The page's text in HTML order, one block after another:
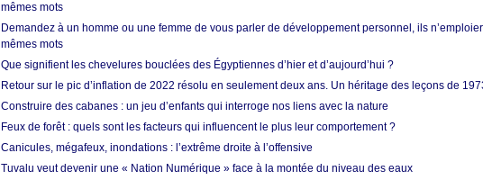
mêmes mots
Demandez à un homme ou une femme de vous parler de développement personnel, ils
mêmes mots
Que signifient les chevelures bouclées des Égyptiennes d’hier et d’aujourd’hui ?
Retour sur le pic d’inflation de 2022 résolu en seulement deux ans. Un héritage des leçons de
Construire des cabanes : un jeu d’enfants qui interroge nos liens avec la nature
Feux de forêt : quels sont les facteurs qui influencent le plus leur comportement ?
Canicules, mégafeux, inondations : l’extrême droite à l’offensive
Tuvalu veut devenir une « Nation Numérique » face à la montée du niveau des eaux